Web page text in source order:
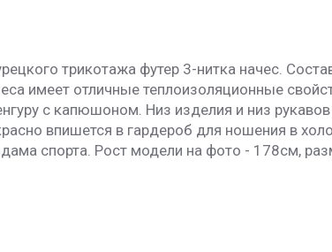
трикотажа футер 3-нитка начес.
имеет отличные теплоизоляционные
с капюшоном. Низ изделия и низ
впишется в гардероб для ношения в
спорта. Рост модели на фото - 178см,